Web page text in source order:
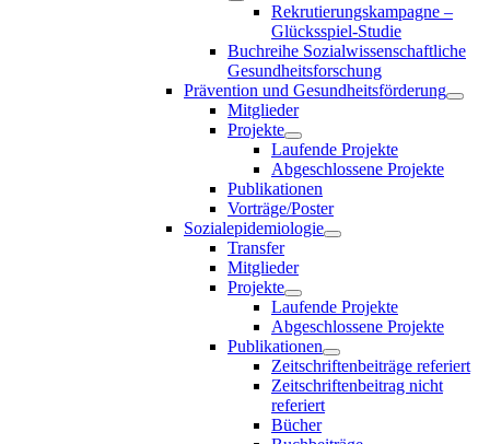
Rekrutierungskampagne –
Glücksspiel-Studie
Buchreihe Sozialwissenschaftliche
Gesundheitsforschung
Prävention und Gesundheitsförderung
Mitglieder
Projekte
Laufende Projekte
Abgeschlossene Projekte
Publikationen
Vorträge/Poster
Sozialepidemiologie
Transfer
Mitglieder
Projekte
Laufende Projekte
Abgeschlossene Projekte
Publikationen
Zeitschriftenbeiträge referiert
Zeitschriftenbeitrag nicht
referiert
Bücher